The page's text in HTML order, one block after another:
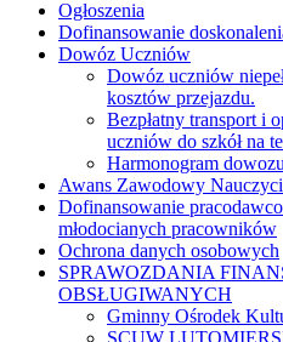
Ogłoszenia
Dofinansowanie
Dowóz Uczniów
Dowóz uczniów
kosztów przejazdu.
Bezpłatny transport i
uczniów do szkół na
Harmonogram dowozu
Awans Zawodowy
Dofinansowanie
młodocianych pracowników
Ochrona danych osobowych
SPRAWOZDANIA
OBSŁUGIWANYCH
Gminny Ośrodek
SCUW